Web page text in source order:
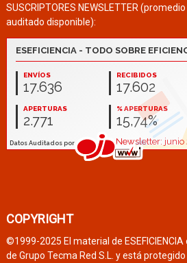
SUSCRIPTORES NEWSLETTER
auditado disponible):
COPYRIGHT
©1999-2025 El material de
de Grupo Tecma Red S.L. y está